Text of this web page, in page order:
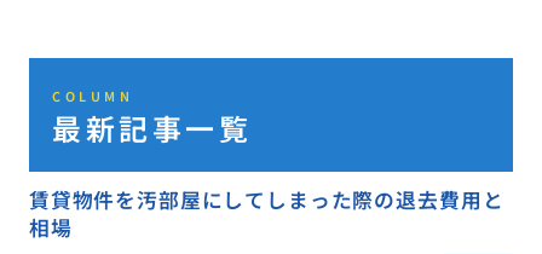
COLUMN
最新記事一覧
賃貸物件を汚部屋にしてしまった際の退去費用と
相場